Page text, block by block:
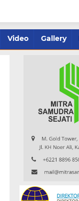
Video Gallery